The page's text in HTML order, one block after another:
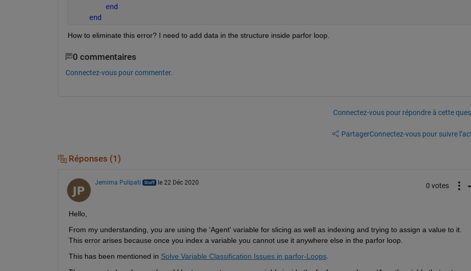
end
end
How to eliminate this error? I need to add data in the structure inside parfor loop.
0 commentaires
Connectez-vous pour commenter.
Connectez-vous pour répondre à cette
PartagerConnectez-vous pour suivre
Réponses (1)
Jemima Pulipati le 22 Déc 2020 0 votes
Hello,
From my understanding, you are using the 'Agent' variable for slicing as well as indexing and trying to assign a value to it.
This error arises because once you index a variable you cannot use it anywhere else in the parfor loop.
This has been mentioned in Solve Variable Classification Issues in parfor-Loops.